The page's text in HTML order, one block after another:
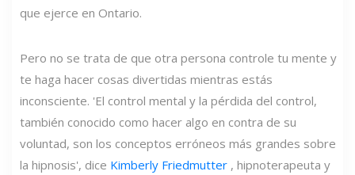
que ejerce en Ontario.
Pero no se trata de que otra persona controle tu mente y
te haga hacer cosas divertidas mientras estás
inconsciente. 'El control mental y la pérdida del control,
también conocido como hacer algo en contra de su
voluntad, son los conceptos erróneos más grandes sobre
la hipnosis', dice Kimberly Friedmutter , hipnoterapeuta y